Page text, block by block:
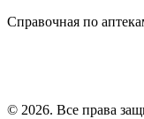
Справочная по
© 2026. Все права